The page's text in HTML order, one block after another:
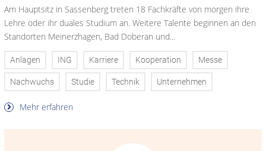
Am Hauptsitz in Sassenberg treten 18 Fachkräfte von morgen ihre
Lehre oder ihr duales Studium an. Weitere Talente beginnen an den
Standorten Meinerzhagen, Bad Doberan und...
Anlagen ING Karriere Kooperation Messe
Nachwuchs Studie Technik Unternehmen
Mehr erfahren